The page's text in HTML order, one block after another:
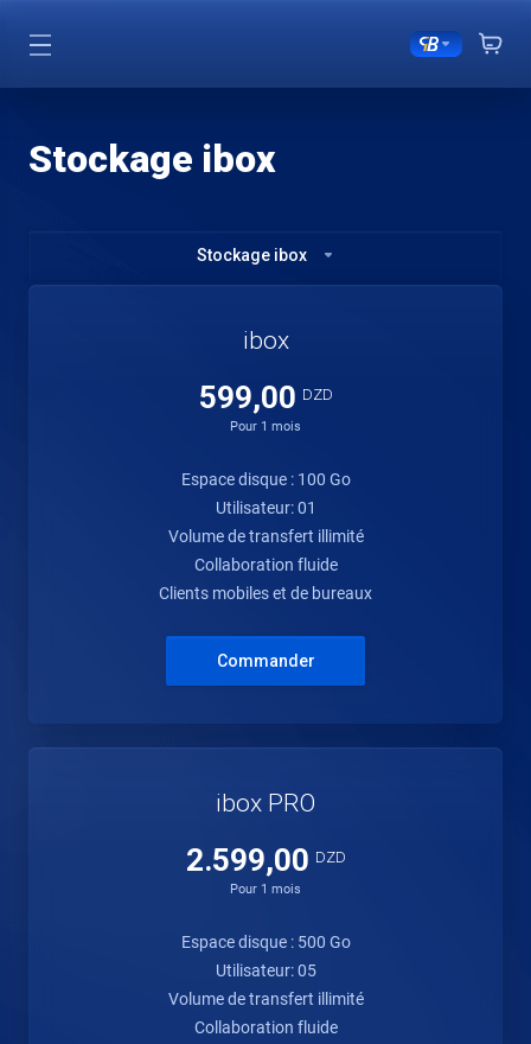
Stockage ibox
Stockage ibox
ibox
599,00 DZD
Pour 1 mois
Espace disque : 100 Go
Utilisateur: 01
Volume de transfert illimité
Collaboration fluide
Clients mobiles et de bureaux
Commander
ibox PRO
2.599,00 DZD
Pour 1 mois
Espace disque : 500 Go
Utilisateur: 05
Volume de transfert illimité
Collaboration fluide